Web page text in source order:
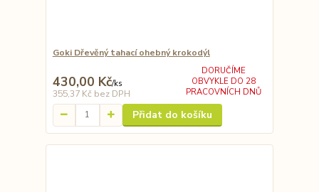
Goki Dřevěný tahací ohebný krokodýl
430,00 Kč/ks
355,37 Kč bez DPH
DORUČÍME
OBVYKLE DO 28
PRACOVNÍCH DNŮ
Přidat do košíku